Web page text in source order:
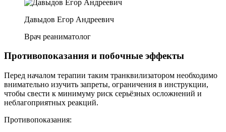
Давыдов Егор Андреевич
Врач реаниматолог
Противопоказания и побочные эффекты
Перед началом терапии таким транквилизатором необходимо
внимательно изучить запреты, ограничения в инструкции,
чтобы свести к минимуму риск серьёзных осложнений и
неблагоприятных реакций.
Противопоказания: